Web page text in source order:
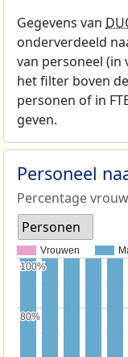
Gegevens van
onderverdeeld
van personeel (in
het filter boven
personen of in
geven.
Personeel
Percentage
Personen
Vrouwen
80%
80%
100%
100%